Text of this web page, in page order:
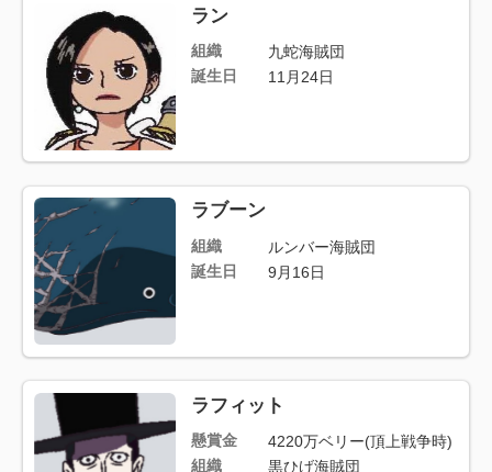
ラン
組織
九蛇海賊団
誕生日
11月24日
ラブーン
組織
ルンバー海賊団
誕生日
9月16日
ラフィット
懸賞金
4220万ベリー(頂上戦争時)
組織
黒ひげ海賊団